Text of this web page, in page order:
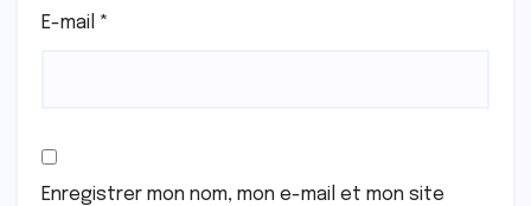
E-mail *
Enregistrer mon nom, mon e-mail et mon site